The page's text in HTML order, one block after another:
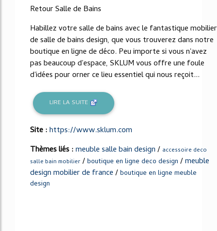
Retour Salle de Bains
Habillez votre salle de bains avec le fantastique mobilier
de salle de bains design, que vous trouverez dans notre
boutique en ligne de déco. Peu importe si vous n'avez
pas beaucoup d'espace, SKLUM vous offre une foule
d'idées pour orner ce lieu essentiel qui nous reçoit...
LIRE LA SUITE
Site :https://www.sklum.com
Thèmes liés :meuble salle bain design/ accessoire deco
salle bain mobilier /boutique en ligne deco design /meuble
design mobilier de france/boutique en ligne meuble
design